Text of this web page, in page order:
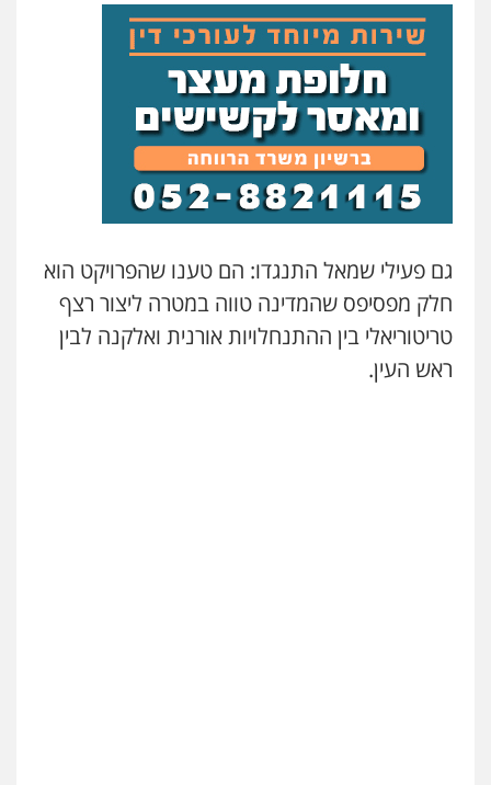
גם פעילי שמאל התנגדו: הם טענו שהפרויקט הוא
חלק מפסיפס שהמדינה טווה במטרה ליצור רצף
טריטוריאלי בין ההתנחלויות אורנית ואלקנה לבין
ראש העין.